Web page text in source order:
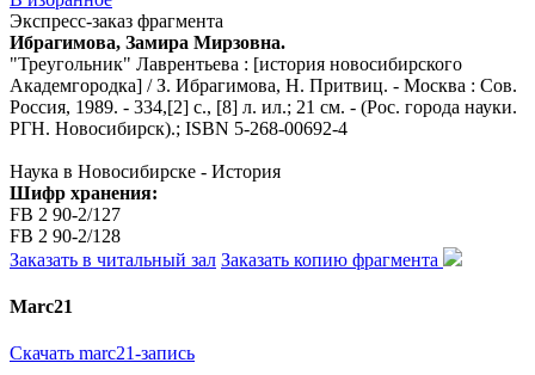
Экспресс-заказ фрагмента
Ибрагимова, Замира Мирзовна.
"Треугольник" Лаврентьева : [история новосибирского
Академгородка] / З. Ибрагимова, Н. Притвиц. - Москва : Сов.
Россия, 1989. - 334,[2] с., [8] л. ил.; 21 см. - (Рос. города науки.
РГН. Новосибирск).; ISBN 5-268-00692-4
Наука в Новосибирске - История
Шифр хранения:
FB 2 90-2/127
FB 2 90-2/128
Заказать в читальный зал Заказать копию фрагмента
Marc21
Скачать marc21-запись